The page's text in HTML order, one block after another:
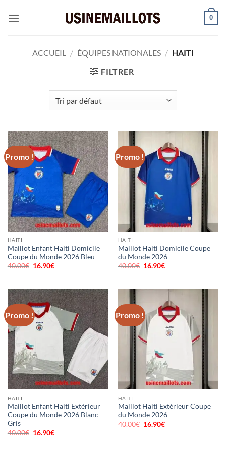
0
ACCUEIL / ÉQUIPES NATIONALES / HAITI
FILTRER
Promo !
HAITI
Maillot Enfant Haiti Domicile
Coupe du Monde 2026 Bleu
40.00€ Le
40.00€.
16.90€Le
16.90€.
Promo !
HAITI
Maillot Haiti Domicile Coupe
du Monde 2026
40.00€ Le
16.90€Le
16.90€.
Promo !
HAITI
Maillot Enfant Haiti Extérieur
Coupe du Monde 2026 Blanc
Gris
40.00€ Le
16.90€Le
Promo !
HAITI
Maillot Haiti Extérieur Coupe
du Monde 2026
40.00€ Le
16.90€Le